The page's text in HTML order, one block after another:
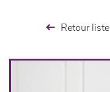
Retour liste